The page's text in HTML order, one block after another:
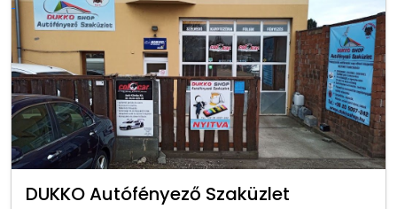
DUKKO Autófényező Szaküzlet